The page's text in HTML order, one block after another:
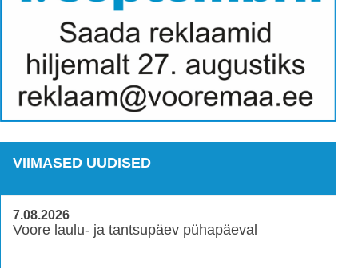
VIIMASED UUDISED
7.08.2026
Voore laulu- ja tantsupäev pühapäeval